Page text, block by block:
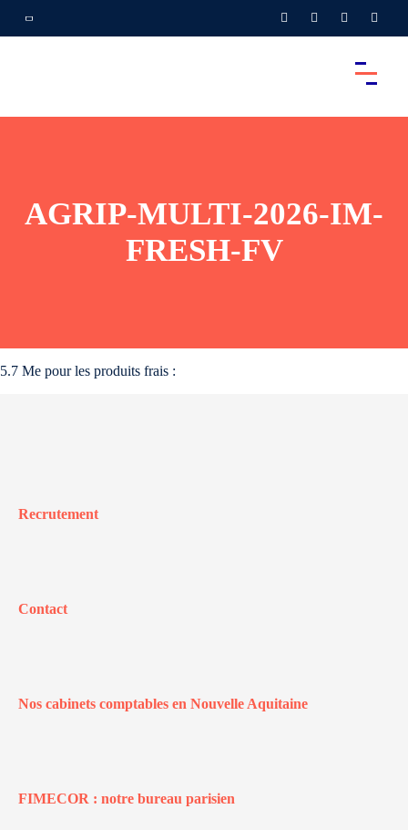
AGRIP-MULTI-2026-IM-
FRESH-FV
5.7 Me pour les produits frais :
Recrutement
Contact
Nos cabinets comptables en Nouvelle Aquitaine
FIMECOR : notre bureau parisien